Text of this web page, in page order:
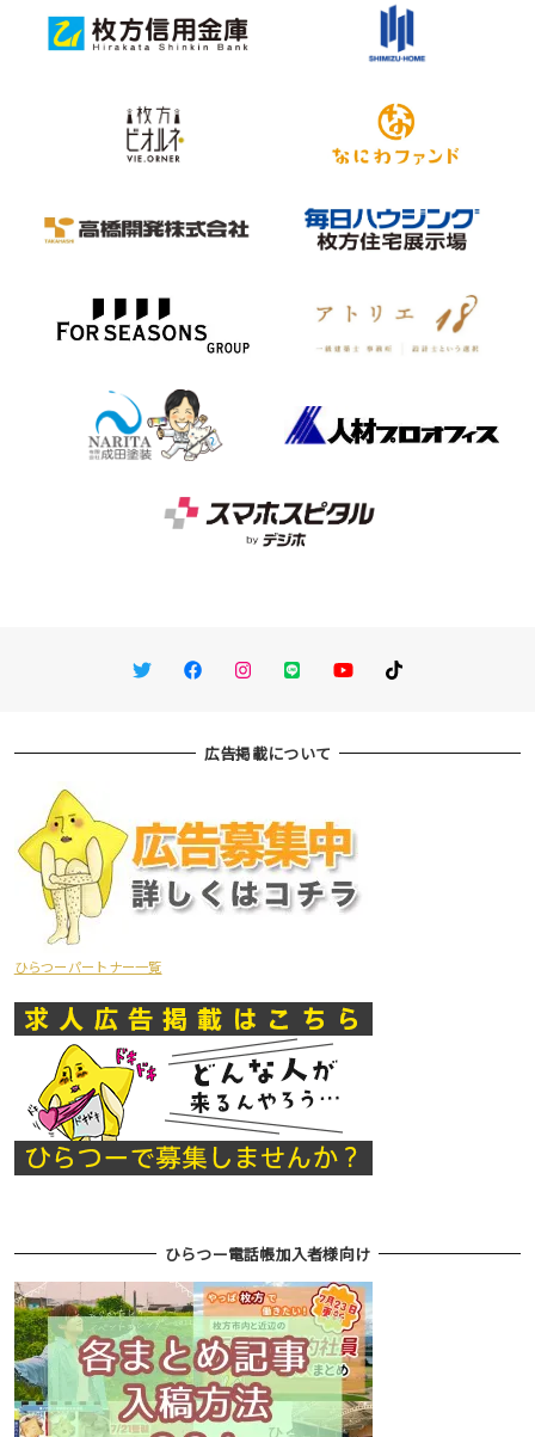
TwitterFacebookInstagram
LINE You TubeTikTok
広告掲載について
ひらつーパートナー一覧
ひらつー電話帳加入者様向け